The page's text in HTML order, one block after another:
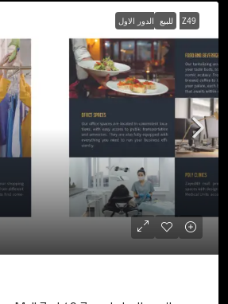
للبيع الدور الاول Z49